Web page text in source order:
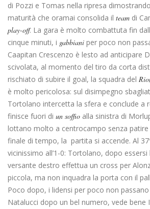
di Pozzi e Tomas nella ripresa
maturità che oramai consolida il team di
play-off. La gara è molto combattuta fin
cinque minuti, i gabbiani per poco non
Caapitan Crescenzo è lesto ad anticipare
scivolata, al momento del tiro da corta
rischiato di subire il goal, la squadra del
è molto pericolosa: sul disimpegno
Tortolano intercetta la sfera e conclude a
finisce fuori di un soffio alla sinistra di
lottano molto a centrocampo senza patire
finale di tempo, la partita si accende. Al
vicinissimo all’1-0: Tortolano, dopo
versante destro effettua un cross per
piccola, ma non inquadra la porta con il
Poco dopo, i lidensi per poco non
Natalucci dopo un bel numero, vede bene